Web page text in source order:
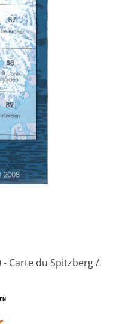
- Carte du Spitzberg /